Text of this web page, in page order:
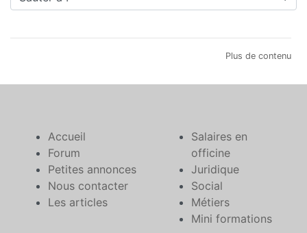
Plus de contenu
Accueil
Forum
Petites annonces
Nous contacter
Les articles
Salaires en
officine
Juridique
Social
Métiers
Mini formations